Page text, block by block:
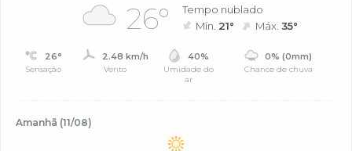
26°
Tempo nublado
Mín. 21° Máx.35°
26°
Sensação
2.48 km/h
Vento
40%
Umidade do
ar
0% (0mm)
Chance de chuva
Amanhã (11/08)